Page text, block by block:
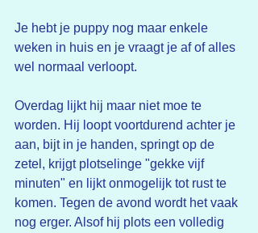
Je hebt je puppy nog maar enkele
weken in huis en je vraagt je af of alles
wel normaal verloopt.
Overdag lijkt hij maar niet moe te
worden. Hij loopt voortdurend achter je
aan, bijt in je handen, springt op de
zetel, krijgt plotselinge "gekke vijf
minuten" en lijkt onmogelijk tot rust te
komen. Tegen de avond wordt het vaak
nog erger. Alsof hij plots een volledig